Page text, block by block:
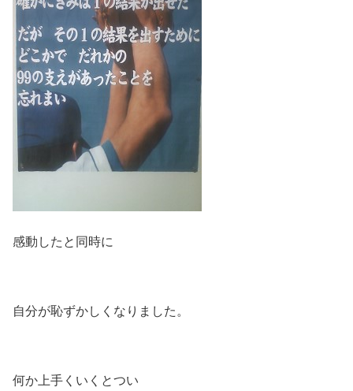
感動したと同時に
自分が恥ずかしくなりました。
何か上手くいくとつい